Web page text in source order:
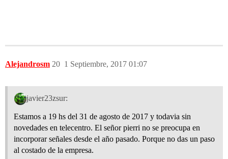
Alejandrosm 1 Septiembre, 2017 01:07
20
javier23zsur:
Estamos a 19 hs del 31 de agosto de 2017 y todavia sin
novedades en telecentro. El señor pierri no se preocupa en
incorporar señales desde el año pasado. Porque no das un paso
al costado de la empresa.